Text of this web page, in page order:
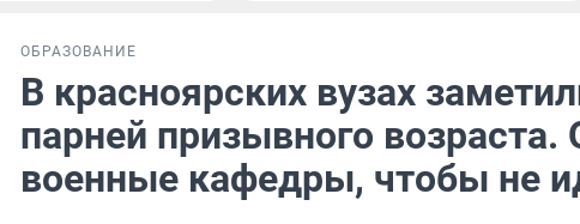
ОБРАЗОВАНИЕ
В красноярских вузах
парней призывного
военные кафедры, чтобы не